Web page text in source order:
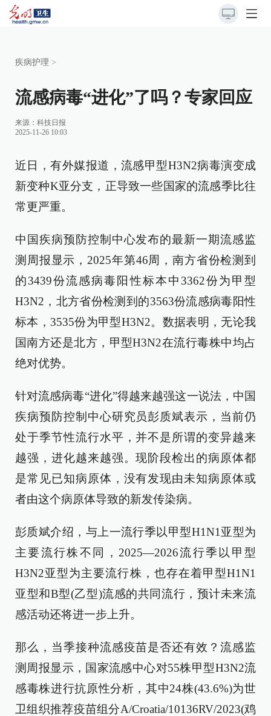
疾病护理 >
流感病毒“进化”了吗？专家回应
来源： 科技日报
2025-11-26 10:03
近日，有外媒报道，流感甲型H3N2病毒演变成
新变种K亚分支，正导致一些国家的流感季比往
常更严重。
中国疾病预防控制中心发布的最新一期流感监
测周报显示，2025年第46周，南方省份检测到
的3439份流感病毒阳性标本中3362份为甲型
H3N2，北方省份检测到的3563份流感病毒阳性
标本，3535份为甲型H3N2。数据表明，无论我
国南方还是北方，甲型H3N2在流行毒株中均占
绝对优势。
针对流感病毒“进化”得越来越强这一说法，中国
疾病预防控制中心研究员彭质斌表示，当前仍
处于季节性流行水平，并不是所谓的变异越来
越强，进化越来越强。现阶段检出的病原体都
是常见已知病原体，没有发现由未知病原体或
者由这个病原体导致的新发传染病。
彭质斌介绍，与上一流行季以甲型H1N1亚型为
主要流行株不同，2025—2026流行季以甲型
H3N2亚型为主要流行株，也存在着甲型H1N1
亚型和B型(乙型)流感的共同流行，预计未来流
感活动还将进一步上升。
那么，当季接种流感疫苗是否还有效？流感监
测周报显示，国家流感中心对55株甲型H3N2流
感毒株进行抗原性分析，其中24株(43.6%)为世
卫组织推荐疫苗组分A/Croatia/10136RV/2023(鸡